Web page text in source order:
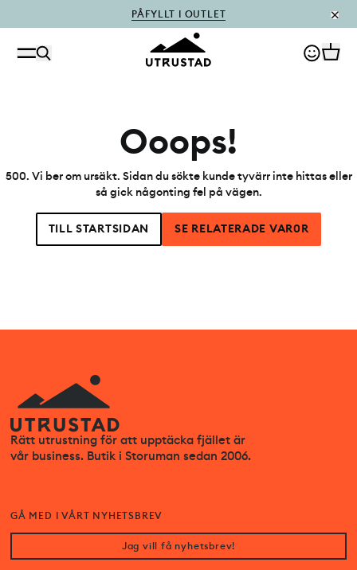
PÅFYLLT I OUTLET
Ooops!
500. Vi ber om ursäkt. Sidan du sökte kunde tyvärr inte hittas eller
så gick någonting fel på vägen.
TILL STARTSIDAN SE RELATERADE VAR0R
Rätt utrustning för att upptäcka fjället är
vår business. Butik i Storuman sedan 2006.
GÅ MED I VÅRT NYHETSBREV
Jag vill få nyhetsbrev!